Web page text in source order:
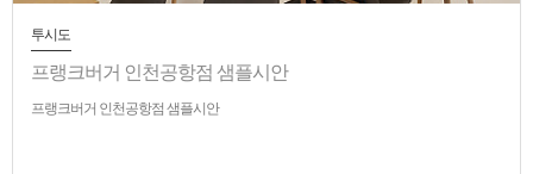
투시도
프랭크버거 인천공항점 샘플시안
프랭크버거 인천공항점 샘플시안